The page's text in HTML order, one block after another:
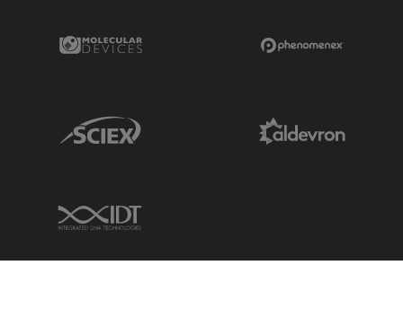
Molecular Devices Link
Sciex Link
IDT Link